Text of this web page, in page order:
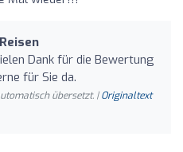
Dank für die Bewertung
für Sie da.
übersetzt. |Originaltext